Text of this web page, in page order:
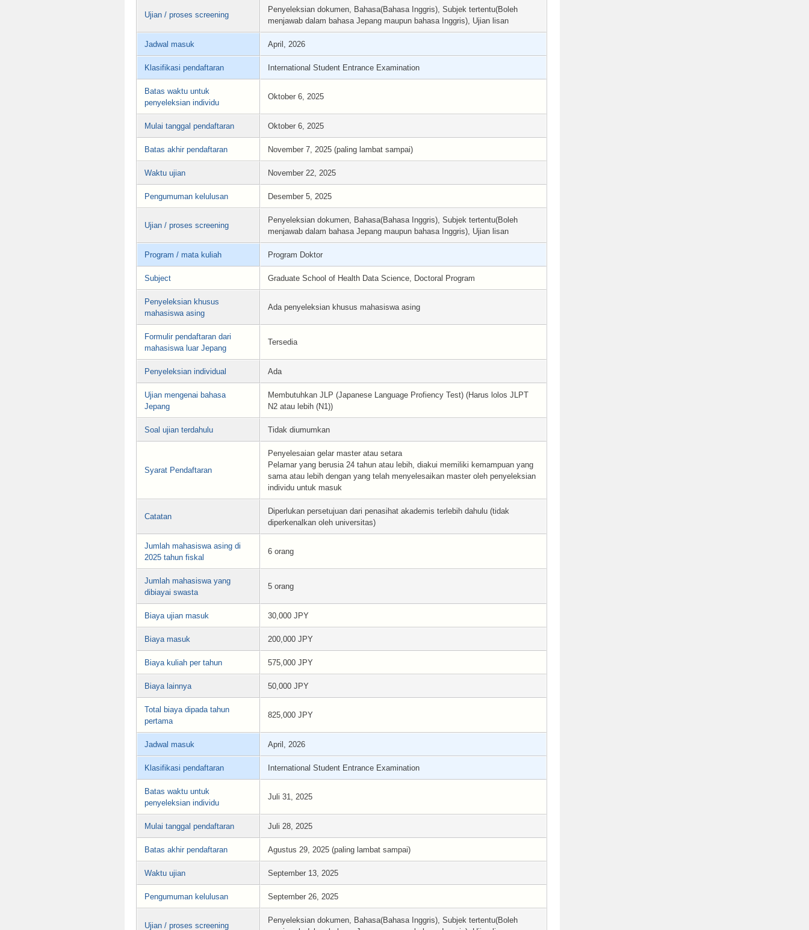
Ujian / proses screening
Penyeleksian dokumen, Bahasa(Bahasa Inggris), Subjek tertentu(Boleh
menjawab dalam bahasa Jepang maupun bahasa Inggris), Ujian lisan
Jadwal masuk April, 2026
Klasifikasi pendaftaran International Student Entrance Examination
Batas waktu untuk
penyeleksian individu
Oktober 6, 2025
Mulai tanggal pendaftaran Oktober 6, 2025
Batas akhir pendaftaran November 7, 2025 (paling lambat sampai)
Waktu ujian November 22, 2025
Pengumuman kelulusan Desember 5, 2025
Ujian / proses screening
Penyeleksian dokumen, Bahasa(Bahasa Inggris), Subjek tertentu(Boleh
menjawab dalam bahasa Jepang maupun bahasa Inggris), Ujian lisan
Program / mata kuliah Program Doktor
Subject Graduate School of Health Data Science, Doctoral Program
Penyeleksian khusus
mahasiswa asing
Ada penyeleksian khusus mahasiswa asing
Formulir pendaftaran dari
mahasiswa luar Jepang
Tersedia
Penyeleksian individual Ada
Ujian mengenai bahasa
Jepang
Membutuhkan JLP (Japanese Language Profiency Test) (Harus lolos JLPT
N2 atau lebih (N1))
Soal ujian terdahulu Tidak diumumkan
Syarat Pendaftaran
Penyelesaian gelar master atau setara
Pelamar yang berusia 24 tahun atau lebih, diakui memiliki kemampuan yang
sama atau lebih dengan yang telah menyelesaikan master oleh penyeleksian
individu untuk masuk
Catatan
Diperlukan persetujuan dari penasihat akademis terlebih dahulu (tidak
diperkenalkan oleh universitas)
Jumlah mahasiswa asing di
2025 tahun fiskal
6 orang
Jumlah mahasiswa yang
dibiayai swasta
5 orang
Biaya ujian masuk 30,000 JPY
Biaya masuk 200,000 JPY
Biaya kuliah per tahun 575,000 JPY
Biaya lainnya 50,000 JPY
Total biaya dipada tahun
pertama
825,000 JPY
Jadwal masuk April, 2026
Klasifikasi pendaftaran International Student Entrance Examination
Batas waktu untuk
penyeleksian individu
Juli 31, 2025
Mulai tanggal pendaftaran Juli 28, 2025
Batas akhir pendaftaran Agustus 29, 2025 (paling lambat sampai)
Waktu ujian September 13, 2025
Pengumuman kelulusan September 26, 2025
Ujian / proses screening
Penyeleksian dokumen, Bahasa(Bahasa Inggris), Subjek tertentu(Boleh